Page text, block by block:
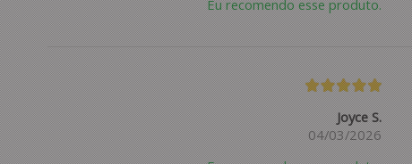
Eu recomendo esse produto.
Joyce S.
04/03/2026